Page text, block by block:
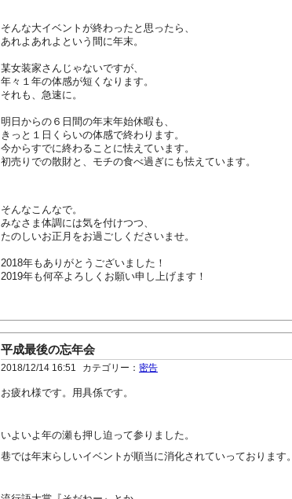
そんな大イベントが終わったと思ったら、
あれよあれよという間に年末。
某女装家さんじゃないですが、
年々１年の体感が短くなります。
それも、急速に。
明日からの６日間の年末年始休暇も、
きっと１日くらいの体感で終わります。
今からすでに終わることに怯えています。
初売りでの散財と、モチの食べ過ぎにも怯えています。
そんなこんなで。
みなさま体調には気を付けつつ、
たのしいお正月をお過ごしくださいませ。
2018年もありがとうございました！
2019年も何卒よろしくお願い申し上げます！
平成最後の忘年会
2018/12/14 16:51 カテゴリー： 密告
お疲れ様です。用具係です。
いよいよ年の瀬も押し迫って参りました。
巷では年末らしいイベントが順当に消化されていっております。